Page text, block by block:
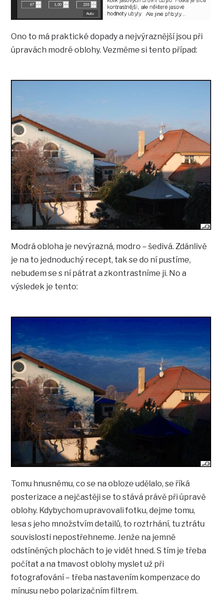
Ono to má praktické dopady a nejvýraznější jsou při
úpravách modré oblohy. Vezměme si tento případ:
Modrá obloha je nevýrazná, modro – šedivá. Zdánlivě
je na to jednoduchý recept, tak se do ní pustíme,
nebudem se s ní pátrat a zkontrastníme ji. No a
výsledek je tento:
Tomu hnusnému, co se na obloze udělalo, se říká
posterizace a nejčastěji se to stává právě při úpravě
oblohy. Kdybychom upravovali fotku, dejme tomu,
lesa s jeho množstvím detailů, to roztrhání, tu ztrátu
souvislosti nepostřehneme. Jenže na jemně
odstíněných plochách to je vidět hned. S tím je třeba
počítat a na tmavost oblohy myslet už při
fotografování – třeba nastavením kompenzace do
mínusu nebo polarizačním filtrem.